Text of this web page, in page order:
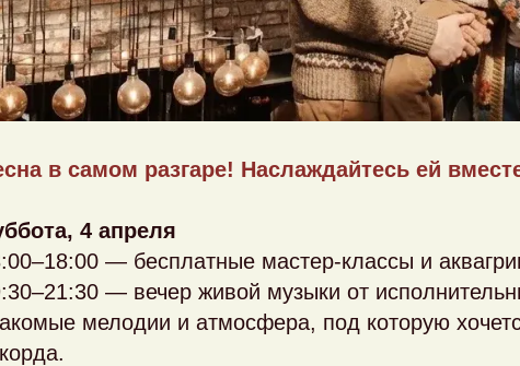
в самом разгаре! Наслаждайтесь ей
4 апреля
— бесплатные мастер-классы и
— вечер живой музыки от
мелодии и атмосфера, под которую